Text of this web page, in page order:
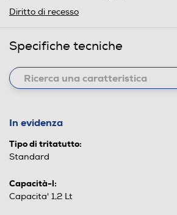
Diritto di recesso
Specifiche tecniche
In evidenza
Tipo di tritatutto:
Standard
Capacità-l:
Capacita' 1,2 Lt